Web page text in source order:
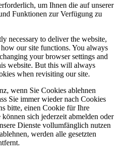
um Ihnen die auf unserer
Funktionen zur Verfügung zu
necessary to deliver the website,
our site functions. You always
your browser settings and
website. But this will always
when revisiting our site.
wenn Sie Cookies ablehnen
Sie immer wieder nach Cookies
bitte, einen Cookie für Ihre
sich jederzeit abmelden oder
Dienste vollumfänglich nutzen
werden alle gesetzten